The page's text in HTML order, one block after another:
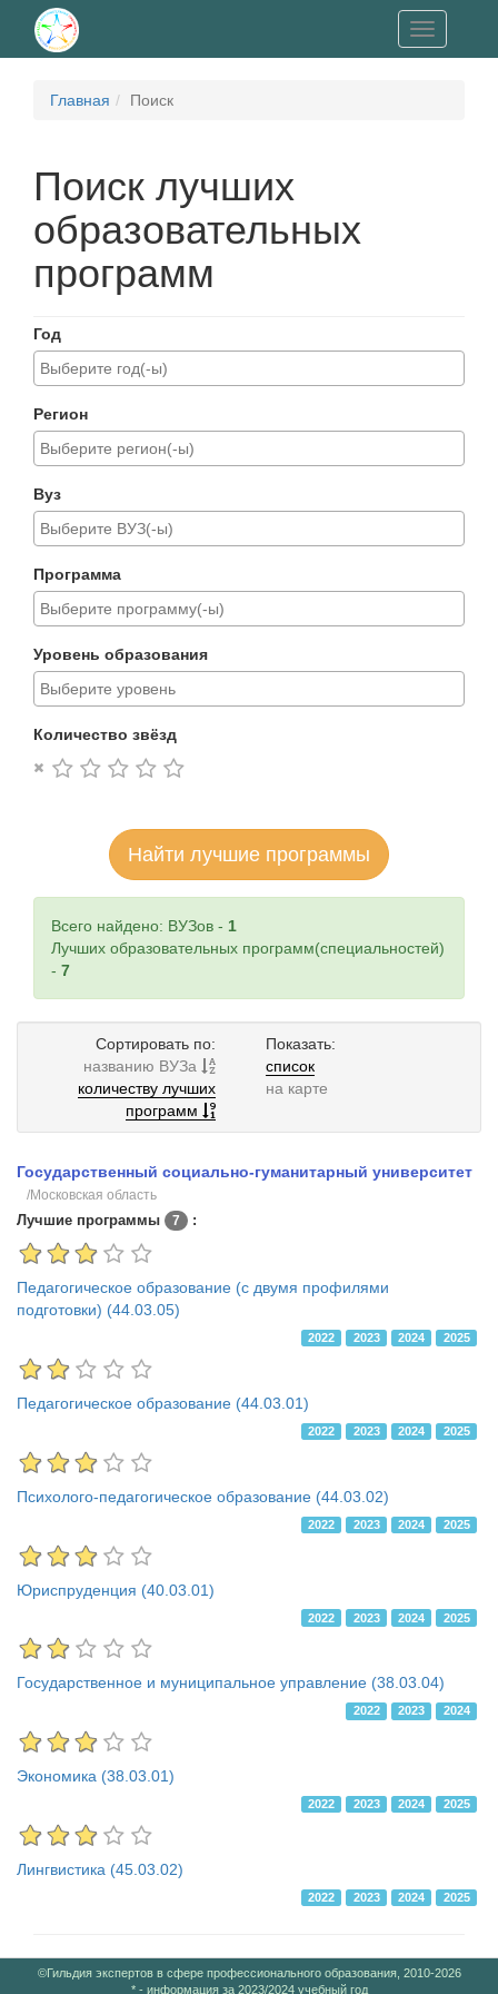
Toggle
navigation
Главная Поиск
Поиск лучших
образовательных
программ
Год
Регион
Вуз
Программа
Уровень образования
Количество звёзд
Найти лучшие программы
Всего найдено: ВУЗов - 1
Лучших образовательных программ(специальностей)
- 7
Сортировать по:
названию ВУЗа
количеству лучших
программ
Показать:
список
на карте
Государственный социально-гуманитарный университет
/Московская область
Лучшие программы 7 :
Педагогическое образование (с двумя профилями
подготовки) (44.03.05)
2022 2023 2024 2025
Педагогическое образование (44.03.01)
2022 2023 2024 2025
Психолого-педагогическое образование (44.03.02)
2022 2023 2024 2025
Юриспруденция (40.03.01)
2022 2023 2024 2025
Государственное и муниципальное управление (38.03.04)
2022 2023 2024
Экономика (38.03.01)
2022 2023 2024 2025
Лингвистика (45.03.02)
2022 2023 2024 2025
©Гильдия экспертов в сфере профессионального образования, 2010-2026
* - информация за 2023/2024 учебный год